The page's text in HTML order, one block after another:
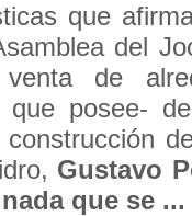
que
del
de
posee-
Gustavo
que se ...